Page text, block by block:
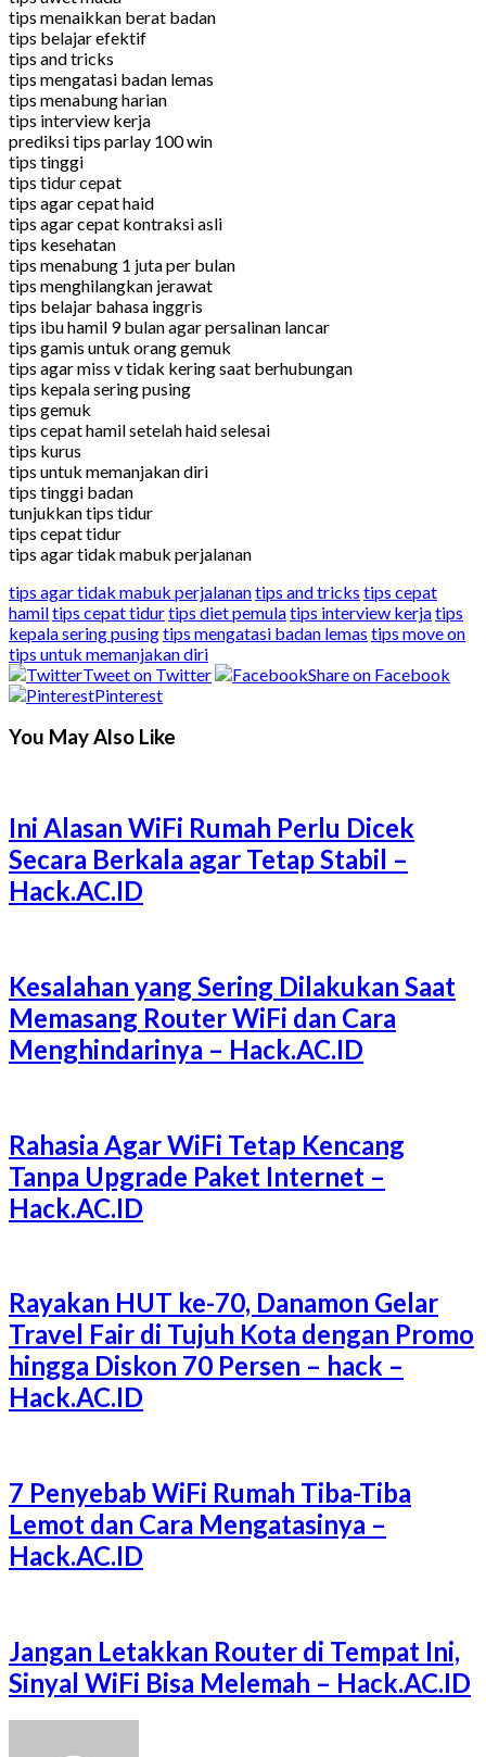
tips menaikkan berat badan
tips belajar efektif
tips and tricks
tips mengatasi badan lemas
tips menabung harian
tips interview kerja
prediksi tips parlay 100 win
tips tinggi
tips tidur cepat
tips agar cepat haid
tips agar cepat kontraksi asli
tips kesehatan
tips menabung 1 juta per bulan
tips menghilangkan jerawat
tips belajar bahasa inggris
tips ibu hamil 9 bulan agar persalinan lancar
tips gamis untuk orang gemuk
tips agar miss v tidak kering saat berhubungan
tips kepala sering pusing
tips gemuk
tips cepat hamil setelah haid selesai
tips kurus
tips untuk memanjakan diri
tips tinggi badan
tunjukkan tips tidur
tips cepat tidur
tips agar tidak mabuk perjalanan
tips agar tidak mabuk perjalanantips and tricks tips cepat
hamiltips cepat tidurtips diet pemulatips interview kerjatips
kepala sering pusingtips mengatasi badan lemas tips move on
tips untuk memanjakan diri
Tweet on Twitter
Share on Facebook
Pinterest
You May Also Like
Ini Alasan WiFi Rumah Perlu Dicek
Secara Berkala agar Tetap Stabil –
Hack.AC.ID
Kesalahan yang Sering Dilakukan Saat
Memasang Router WiFi dan Cara
Menghindarinya – Hack.AC.ID
Rahasia Agar WiFi Tetap Kencang
Tanpa Upgrade Paket Internet –
Hack.AC.ID
Rayakan HUT ke-70, Danamon Gelar
Travel Fair di Tujuh Kota dengan Promo
hingga Diskon 70 Persen – hack –
Hack.AC.ID
7 Penyebab WiFi Rumah Tiba-Tiba
Lemot dan Cara Mengatasinya –
Hack.AC.ID
Jangan Letakkan Router di Tempat Ini,
Sinyal WiFi Bisa Melemah – Hack.AC.ID